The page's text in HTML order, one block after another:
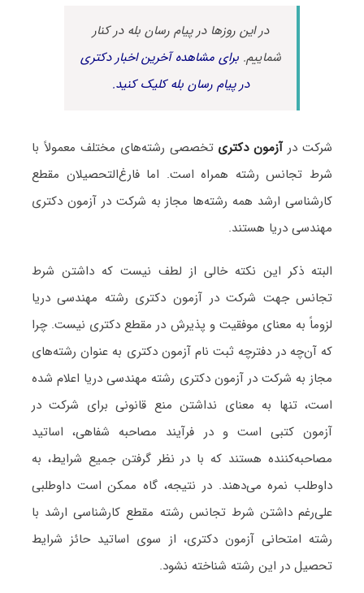
در این روزها در پیام رسان بله در کنار
شماییم.برای مشاهده آخرین اخبار دکتری
در پیام رسان بله کلیک کنید.
شرکت درآزمون دکتری تخصصی رشته‌های مختلف معمولاً با
شرط تجانس رشته همراه است. اما فارغ‌التحصیلان مقطع
کارشناسی ارشد همه رشته‌ها مجاز به شرکت در آزمون دکتری
مهندسی دریا هستند.
البته ذکر این نکته خالی از لطف نیست که داشتن شرط
تجانس جهت شرکت در آزمون دکتری رشته مهندسی دریا
لزوماً به معنای موفقیت و پذیرش در مقطع دکتری نیست. چرا
که آن‌چه در دفترچه ثبت نام آزمون دکتری به عنوان رشته‌های
مجاز به شرکت در آزمون دکتری رشته مهندسی دریا اعلام شده
است، تنها به معنای نداشتن منع قانونی برای شرکت در
آزمون کتبی است و در فرآیند مصاحبه شفاهی، اساتید
مصاحبه‌کننده هستند که با در نظر گرفتن جمیع شرایط، به
داوطلب نمره می‌دهند. در نتیجه، گاه ممکن است داوطلبی
علی‌رغم داشتن شرط تجانس رشته مقطع کارشناسی ارشد با
رشته امتحانی آزمون دکتری، از سوی اساتید حائز شرایط
تحصیل در این رشته شناخته نشود.